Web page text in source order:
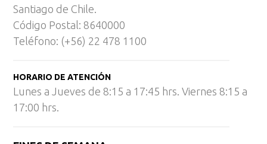
Santiago de Chile.
Código Postal: 8640000
Teléfono: (+56) 22 478 1100
HORARIO DE ATENCIÓN
Lunes a Jueves de 8:15 a 17:45 hrs. Viernes 8:15 a
17:00 hrs.